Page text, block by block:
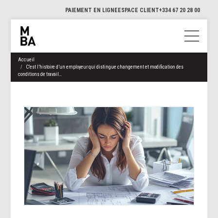
PAIEMENT EN LIGNEESPACE CLIENT+334 67 20 28 00
Accueil
C’est l’histoire d’un employeur qui distingue changement et modification des
conditions de travail…